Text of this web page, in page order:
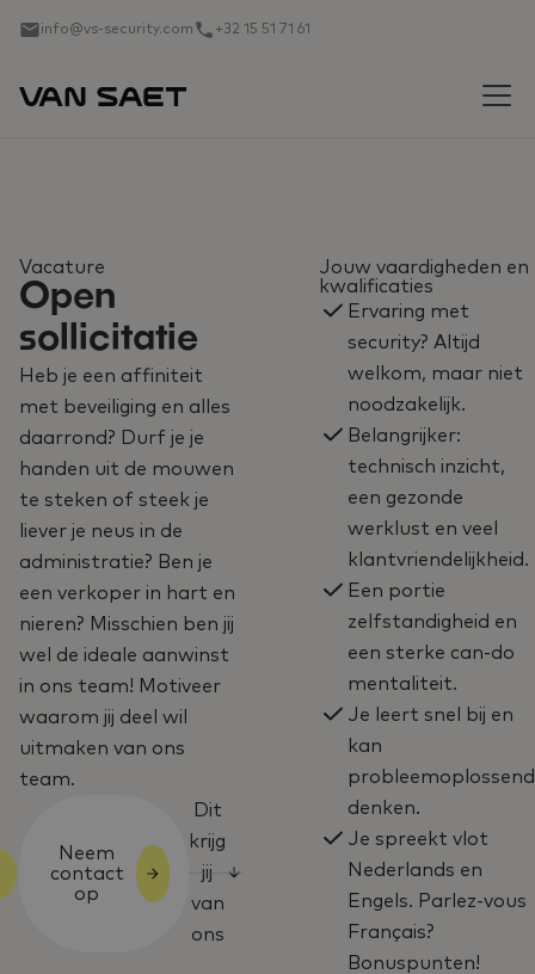
info@vs-security.com +32 15 51 71 61
Vacature
Open
sollicitatie
Heb je een affiniteit
met beveiliging en alles
daarrond? Durf je je
handen uit de mouwen
te steken of steek je
liever je neus in de
administratie? Ben je
een verkoper in hart en
nieren? Misschien ben jij
wel de ideale aanwinst
in ons team! Motiveer
waarom jij deel wil
uitmaken van ons
team.
Neem
contact
op
Dit
krijg
jij
van
ons
Jouw vaardigheden en
kwalificaties
Ervaring met
security? Altijd
welkom, maar niet
noodzakelijk.
Belangrijker:
technisch inzicht,
een gezonde
werklust en veel
klantvriendelijkheid.
Een portie
zelfstandigheid en
een sterke can-do
mentaliteit.
Je leert snel bij en
kan
probleemoplossend
denken.
Je spreekt vlot
Nederlands en
Engels. Parlez-vous
Français?
Bonuspunten!